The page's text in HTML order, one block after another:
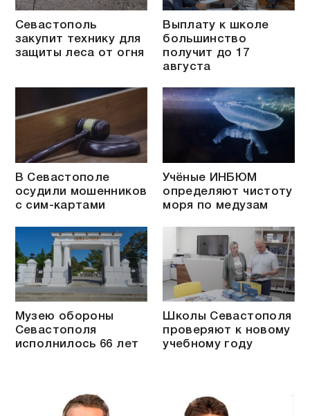
Севастополь
закупит технику для
защиты леса от огня
Выплату к школе
большинство
получит до 17
августа
В Севастополе
осудили мошенников
с сим-картами
Учёные ИНБЮМ
определяют чистоту
моря по медузам
Музею обороны
Севастополя
исполнилось 66 лет
Школы Севастополя
проверяют к новому
учебному году